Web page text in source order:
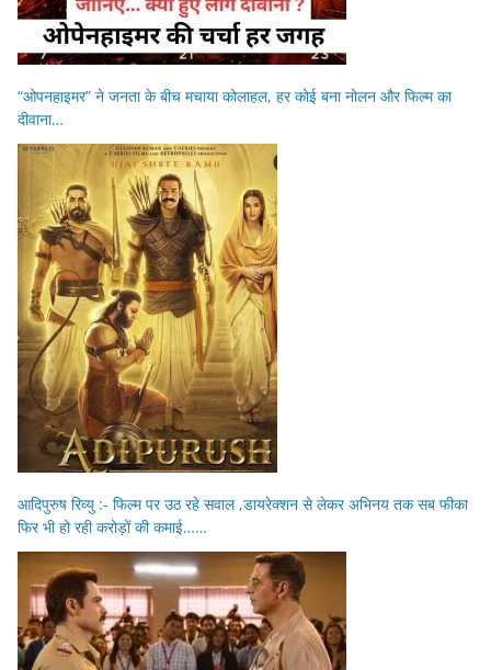
“ओपनहाइमर” ने जनता के बीच मचाया कोलाहल, हर कोई बना नोलन और फिल्म का
दीवाना…
आदिपुरुष रिव्यु :- फिल्म पर उठ रहे सवाल ,डायरेक्शन से लेकर अभिनय तक सब फीका
फिर भी हो रही करोड़ों की कमाई……